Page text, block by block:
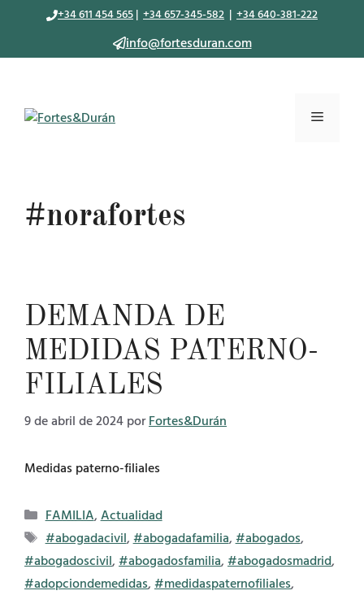
+34 611 454 565 | +34 657-345-582 | +34 640-381-222
info@fortesduran.com
Menú
#norafortes
DEMANDA DE
MEDIDAS PATERNO-
FILIALES
9 de abril de 2024 porFortes&Durán
Medidas paterno-filiales
Categorías
FAMILIA, Actualidad
Etiquetas
#abogadacivil, #abogadafamilia, #abogados,
#abogadoscivil, #abogadosfamilia, #abogadosmadrid,
#adopciondemedidas, #medidaspaternofiliales,